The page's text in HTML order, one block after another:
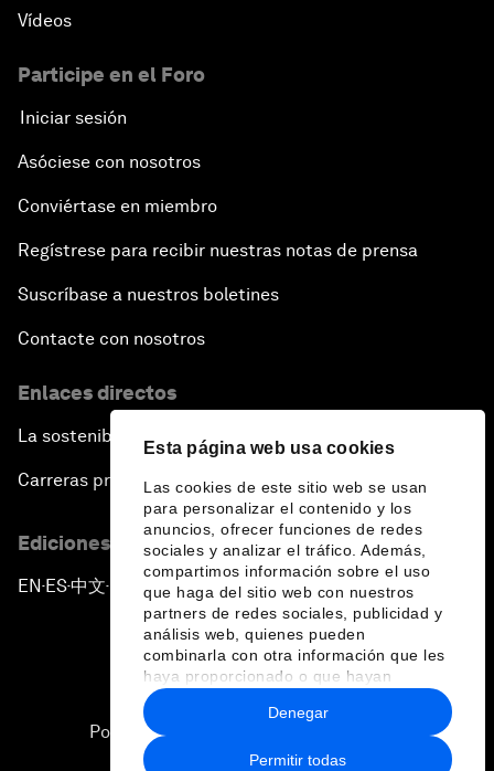
Esta página web usa cookies
Las cookies de este sitio web se usan
para personalizar el contenido y los
anuncios, ofrecer funciones de redes
sociales y analizar el tráfico. Además,
compartimos información sobre el uso
que haga del sitio web con nuestros
partners de redes sociales, publicidad y
análisis web, quienes pueden
combinarla con otra información que les
haya proporcionado o que hayan
recopilado a partir del uso que haya
hecho de sus servicios.
Permitir todas
Denegar
Vídeos
Participe en el Foro
Iniciar sesión
Asóciese con nosotros
Conviértase en miembro
Regístrese para recibir nuestras notas de prensa
Suscríbase a nuestros boletines
Contacte con nosotros
Enlaces directos
La sostenibilidad en el Foro
Carreras profesionales
Ediciones en otros idiomas
EN ▪ES▪中文▪ 日本語
Política de privacidad y normas de uso